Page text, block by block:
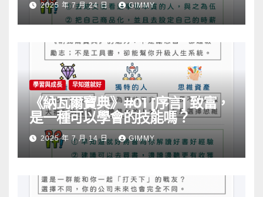
2025 年 7 月 24 日 GIMMY
學習與成長 早知道就好
《納瓦爾寶典》#01 [序言] 致富，
是一種可以學會的技能嗎？
2025 年 7 月 14 日 GIMMY